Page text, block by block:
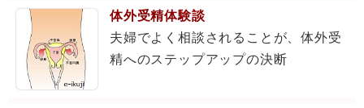
体外受精体験談
夫婦でよく相談されることが、体外受
精へのステップアップの決断